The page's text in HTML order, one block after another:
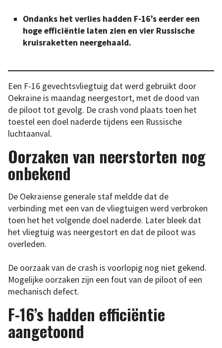
Ondanks het verlies hadden F-16’s eerder een
hoge efficiëntie laten zien en vier Russische
kruisraketten neergehaald.
Een F-16 gevechtsvliegtuig dat werd gebruikt door
Oekraïne is maandag neergestort, met de dood van
de piloot tot gevolg. De crash vond plaats toen het
toestel een doel naderde tijdens een Russische
luchtaanval.
Oorzaken van neerstorten nog
onbekend
De Oekraïense generale staf meldde dat de
verbinding met een van de vliegtuigen werd verbroken
toen het het volgende doel naderde. Later bleek dat
het vliegtuig was neergestort en dat de piloot was
overleden.
De oorzaak van de crash is voorlopig nog niet gekend.
Mogelijke oorzaken zijn een fout van de piloot of een
mechanisch defect.
F-16’s hadden efficiëntie
aangetoond